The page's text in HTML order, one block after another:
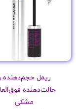
ریمل حجم‌دهنده
حالت‌دهنده
مشکی